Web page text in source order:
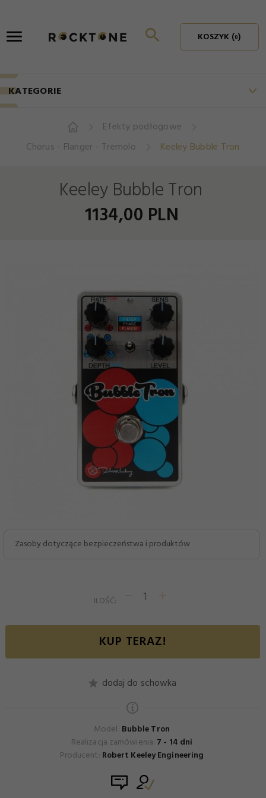
KOSZYK (0)
KATEGORIE
Efekty podłogowe
Chorus - Flanger - Tremolo
Keeley Bubble Tron
Keeley Bubble Tron
1134,00 PLN
Zasoby dotyczące bezpieczeństwa i produktów
ILOŚĆ:
KUP TERAZ!
dodaj do schowka
Model: Bubble Tron
Realizacja zamówienia: 7 - 14 dni
Producent: Robert Keeley Engineering